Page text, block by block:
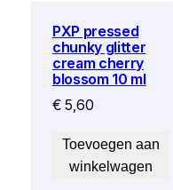
PXP pressed
chunky glitter
cream cherry
blossom 10 ml
€5,60
Toevoegen aan
winkelwagen